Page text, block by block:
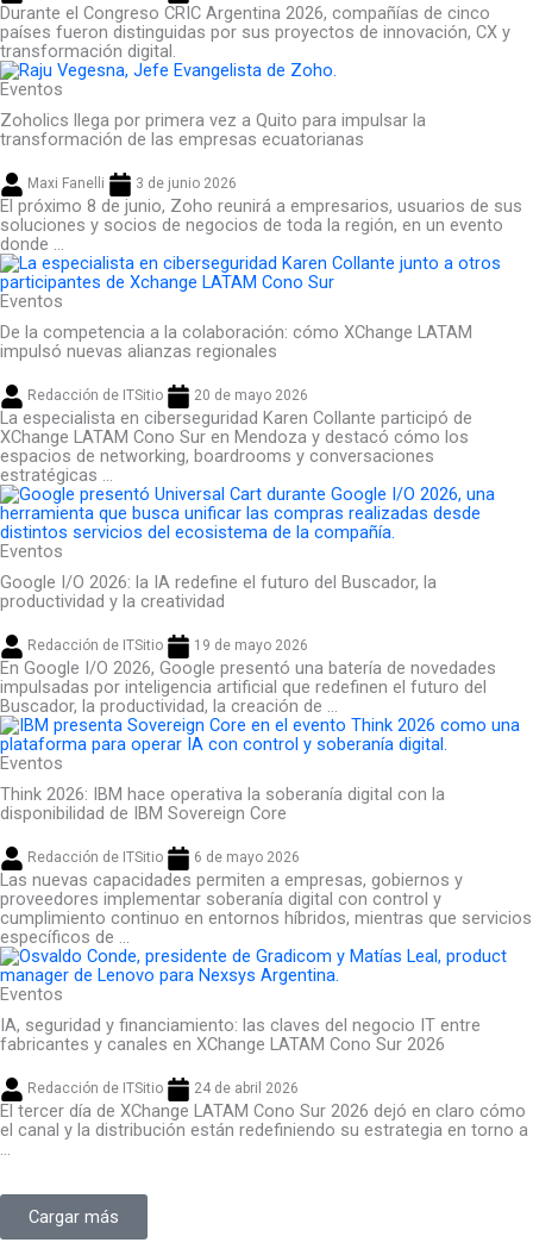
Durante el Congreso CRIC Argentina 2026, compañías de cinco
países fueron distinguidas por sus proyectos de innovación, CX y
transformación digital.
Eventos
Zoholics llega por primera vez a Quito para impulsar la
transformación de las empresas ecuatorianas
Maxi Fanelli 3 de junio 2026
El próximo 8 de junio, Zoho reunirá a empresarios, usuarios de sus
soluciones y socios de negocios de toda la región, en un evento
donde ...
Eventos
De la competencia a la colaboración: cómo XChange LATAM
impulsó nuevas alianzas regionales
Redacción de ITSitio 20 de mayo 2026
La especialista en ciberseguridad Karen Collante participó de
XChange LATAM Cono Sur en Mendoza y destacó cómo los
espacios de networking, boardrooms y conversaciones
estratégicas ...
Eventos
Google I/O 2026: la IA redefine el futuro del Buscador, la
productividad y la creatividad
Redacción de ITSitio 19 de mayo 2026
En Google I/O 2026, Google presentó una batería de novedades
impulsadas por inteligencia artificial que redefinen el futuro del
Buscador, la productividad, la creación de ...
Eventos
Think 2026: IBM hace operativa la soberanía digital con la
disponibilidad de IBM Sovereign Core
Redacción de ITSitio 6 de mayo 2026
Las nuevas capacidades permiten a empresas, gobiernos y
proveedores implementar soberanía digital con control y
cumplimiento continuo en entornos híbridos, mientras que servicios
específicos de ...
Eventos
IA, seguridad y financiamiento: las claves del negocio IT entre
fabricantes y canales en XChange LATAM Cono Sur 2026
Redacción de ITSitio 24 de abril 2026
El tercer día de XChange LATAM Cono Sur 2026 dejó en claro cómo
el canal y la distribución están redefiniendo su estrategia en torno a
Cargar más